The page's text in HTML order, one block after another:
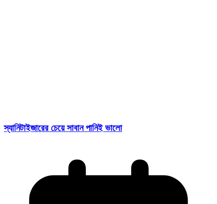
স্যানিটাইজারের চেয়ে সাবান পানিই ভালো